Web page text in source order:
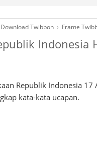
Download Twibbon › Frame
Indonesia
Republik Indonesia 17
kata-kata ucapan.